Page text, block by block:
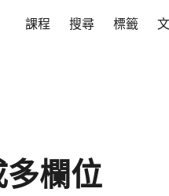
課程 搜尋 標籤
欄位